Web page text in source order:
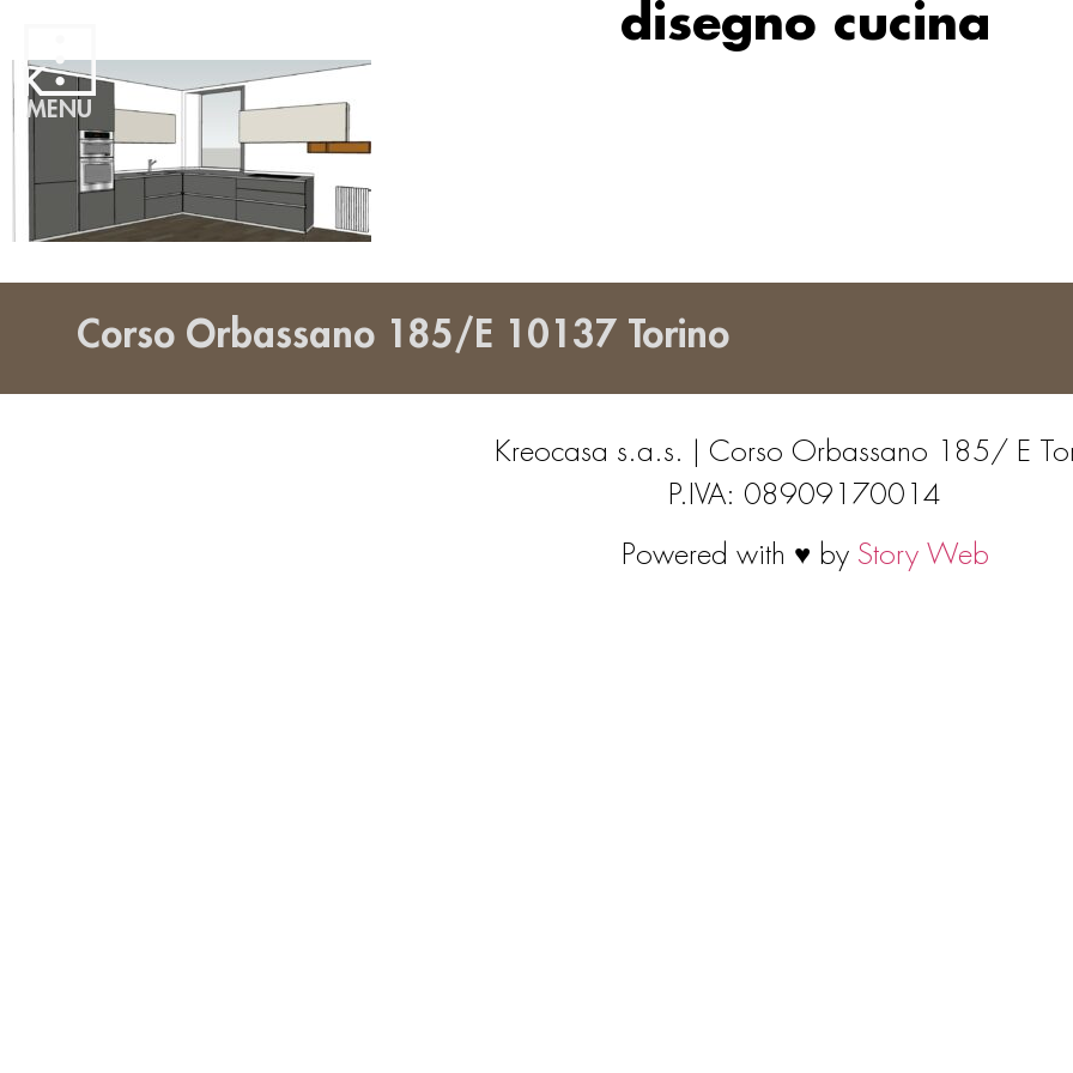
MENU
disegno cucina
Corso Orbassano 185/E 10137 Torino
Kreocasa s.a.s. | Corso Orbassano 185/ E
P.IVA: 08909170014
Powered with ♥ by Story Web